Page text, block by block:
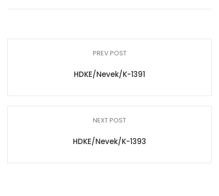
PREV POST
HDKE/Nevek/K-1391
NEXT POST
HDKE/Nevek/K-1393